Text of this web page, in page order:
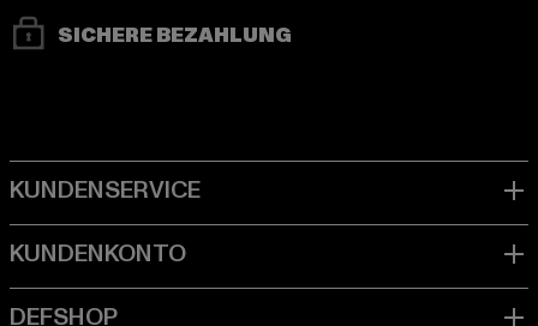
SICHERE BEZAHLUNG